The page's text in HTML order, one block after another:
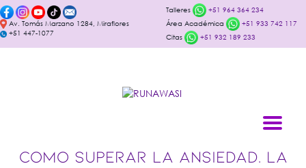
Av. Tomás Marzano 1284, Miraflores
+51 447-1077
Talleres
+51 964 364 234
Área Académica
+51 933 742 117
Citas
+51 932 189 233
COMO SUPERAR LA ANSIEDAD. LA